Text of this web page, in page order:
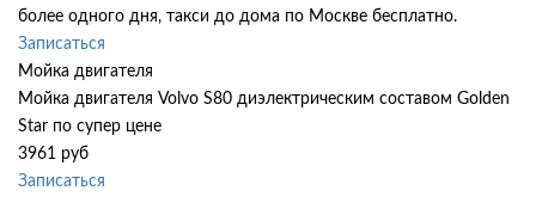
более одного дня, такси до дома по Москве бесплатно.
Записаться
Мойка двигателя
Мойка двигателя Volvo S80 диэлектрическим составом Golden
Star по супер цене
3961 руб
Записаться